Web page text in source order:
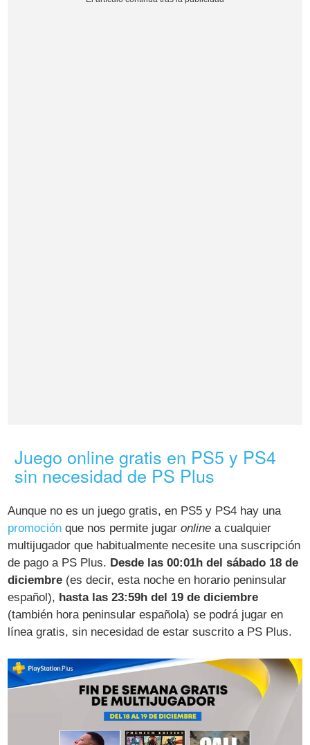
Juego online gratis en PS5 y PS4
sin necesidad de PS Plus
Aunque no es un juego gratis, en PS5 y PS4 hay una
promoción que nos permite jugaronline a cualquier
multijugador que habitualmente necesite una suscripción
de pago a PS Plus. Desde las 00:01h del sábado 18 de
diciembre (es decir, esta noche en horario peninsular
español), hasta las 23:59h del 19 de diciembre
(también hora peninsular española) se podrá jugar en
línea gratis, sin necesidad de estar suscrito a PS Plus.